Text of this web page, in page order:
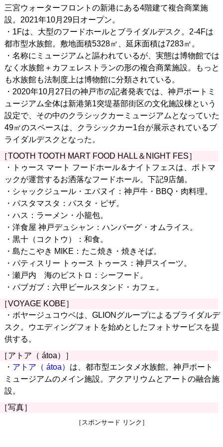
三宮ウォーターフロントの新港にある4階建て複合商業施
設。2021年10月29日オープン。
・1Fは、大型のフードホールとブライダルデスク。2-4Fは
都市型水族館。敷地面積5328㎡、延床面積は7283㎡。
・名称にミュージアムと謳われているが、実態は博物館では
なく水族館＋カフェレストランの形の複合商業施設。もっと
も水族館も法制度上は博物館に分類されている。
・2020年10月27日の神戸市の記者発表では、神戸ポートミ
ュージアム全体は新港第1突堤基部街区の文化施設棟という
設定で、その中のクラシックカーミュージアムとなっていた
49㎡のスペースは、クラシックカー1台が展示されているブ
ライダルデスクとなった。
［TOOTH TOOTH MART FOOD HALL＆NIGHT FES］
・トゥース マート フードホール＆ナイトフェスは、ポトマ
ックが運営するお洒落なフードホール。下記9店舗。
・シャックジュール・エパヌイ：神戸牛・BBQ・肉料理。
・パスタマスタ：パスタ・ピザ。
・ハス：ラーメン・小籠包。
・洋食屋 神戸デュシャン：ハンバーグ・オムライス。
・黒十（コクトウ）：和食。
・島たこやき MIKE：たこ焼き・焼きそば。
・パティスリー トゥース トゥース：神戸スイーツ。
・瀬戸内 海のビストロ：シーフード。
・パブガブ：六甲ビールスタンド・カフェ。
［VOYAGE KOBE］
・ボヤージュコウベは、GLIONグループによるブライダルデ
スク。ウエディングフォトを始めとしたフォトサービスを提
供する。
［アトア（ átoa）］
・ アトア（ átoa） は、都市型エンタメ水族館。神戸ポート
ミュージアムのメイン施設。アクアリウムとアートの融合施
設。
［写真］
［スポンサード リンク］